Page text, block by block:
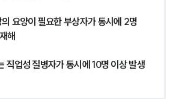
요양이 필요한 부상자가 동시에 2명
해
직업성 질병자가 동시에 10명 이상 발생